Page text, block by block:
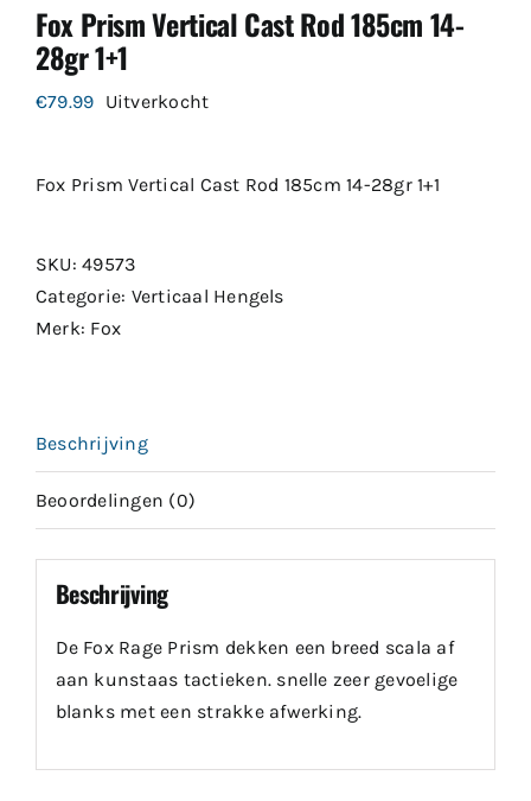
Fox Prism Vertical Cast Rod 185cm 14-
28gr 1+1
€79.99 Uitverkocht
Fox Prism Vertical Cast Rod 185cm 14-28gr 1+1
SKU:49573
Categorie: Verticaal Hengels
Merk: Fox
Beschrijving
Beoordelingen (0)
Beschrijving
De Fox Rage Prism dekken een breed scala af
aan kunstaas tactieken. snelle zeer gevoelige
blanks met een strakke afwerking.